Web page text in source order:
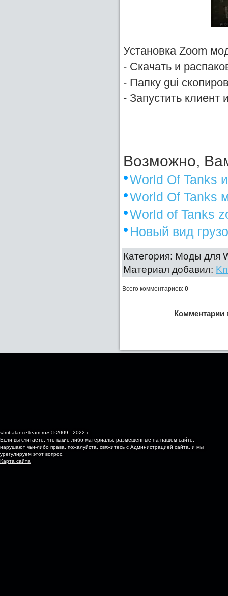
Установка Zoom
- Скачать и
- Папку gui
- Запустить клиент
Возможно,
World Of Tanks
World Of Tanks
World of Tanks
Новый вид
Категория: Моды для
Материал добавил:
Всего комментариев: 0
Комментарии
«ImbalanceTeam.ru» © 2009 - 2022 г.
Если вы считаете, что какие-либо материалы, размещенные на нашем сайте,
нарушают чьи-либо права, пожалуйста, свяжитесь с Администрацией сайта, и мы
урегулируем этот вопрос.
Карта сайта